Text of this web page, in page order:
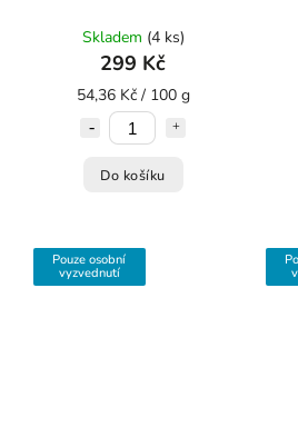
Skladem (4 ks)
299 Kč
54,36 Kč / 100 g
Do košíku
Pouze osobní
vyzvednutí